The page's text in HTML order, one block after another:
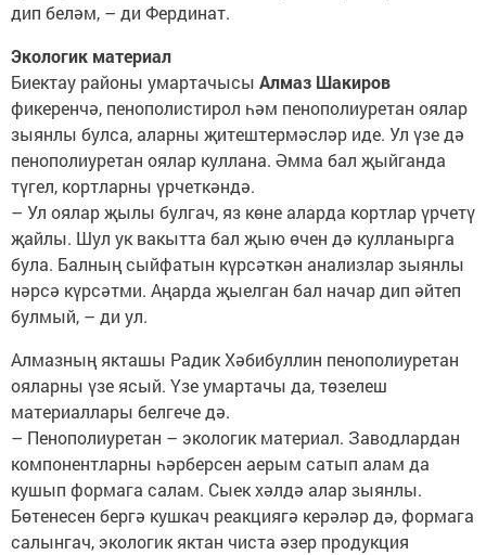
дип беләм, – ди Фердинат.
Экологик материал
Биектау районы умартачысы Алмаз Шакиров
фикеренчә, пенополистирол һәм пенополиуретан оялар
зыянлы булса, аларны җитештермәсләр иде. Ул үзе дә
пенополиуретан оялар куллана. Әмма бал җыйганда
түгел, кортларны үрчеткәндә.
– Ул оялар җылы булгач, яз көне аларда кортлар үрчетү
җайлы. Шул ук вакытта бал җыю өчен дә кулланырга
була. Балның сыйфатын күрсәткән анализлар зыянлы
нәрсә күрсәтми. Аңарда җыелган бал начар дип әйтеп
булмый, – ди ул.
Алмазның якташы Радик Хәбибуллин пенополиуретан
ояларны үзе ясый. Үзе умартачы да, төзелеш
материаллары белгече дә.
– Пенополиуретан – экологик материал. Заводлардан
компонентларны һәрберсен аерым сатып алам да
кушып формага салам. Сыек хәлдә алар зыянлы.
Бөтенесен бергә кушкач реакциягә керәләр дә, формага
салынгач, экологик яктан чиста әзер продукция